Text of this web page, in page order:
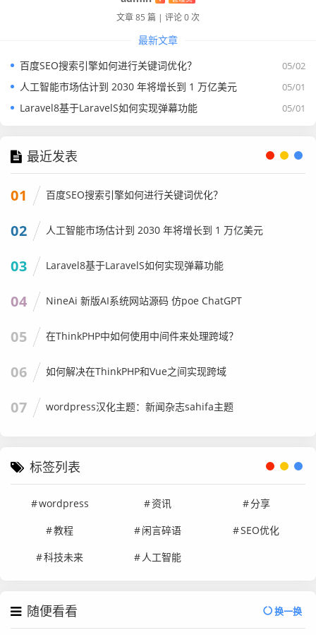
文章 85 篇 | 评论 0 次
最新文章
05/02
百度SEO搜索引擎如何进行关键词优化？
05/01
人工智能市场估计到 2030 年将增长到 1 万亿美元
05/01
Laravel8基于LaravelS如何实现弹幕功能
最近发表
01 百度SEO搜索引擎如何进行关键词优化？
02 人工智能市场估计到 2030 年将增长到 1 万亿美元
03 Laravel8基于LaravelS如何实现弹幕功能
04 NineAi 新版AI系统网站源码 仿poe ChatGPT
05 在ThinkPHP中如何使用中间件来处理跨域？
06 如何解决在ThinkPHP和Vue之间实现跨域
07 wordpress汉化主题：新闻杂志sahifa主题
标签列表
wordpress 资讯
分享
教程
闲言碎语
SEO优化
科技未来
人工智能
随便看看 换一换